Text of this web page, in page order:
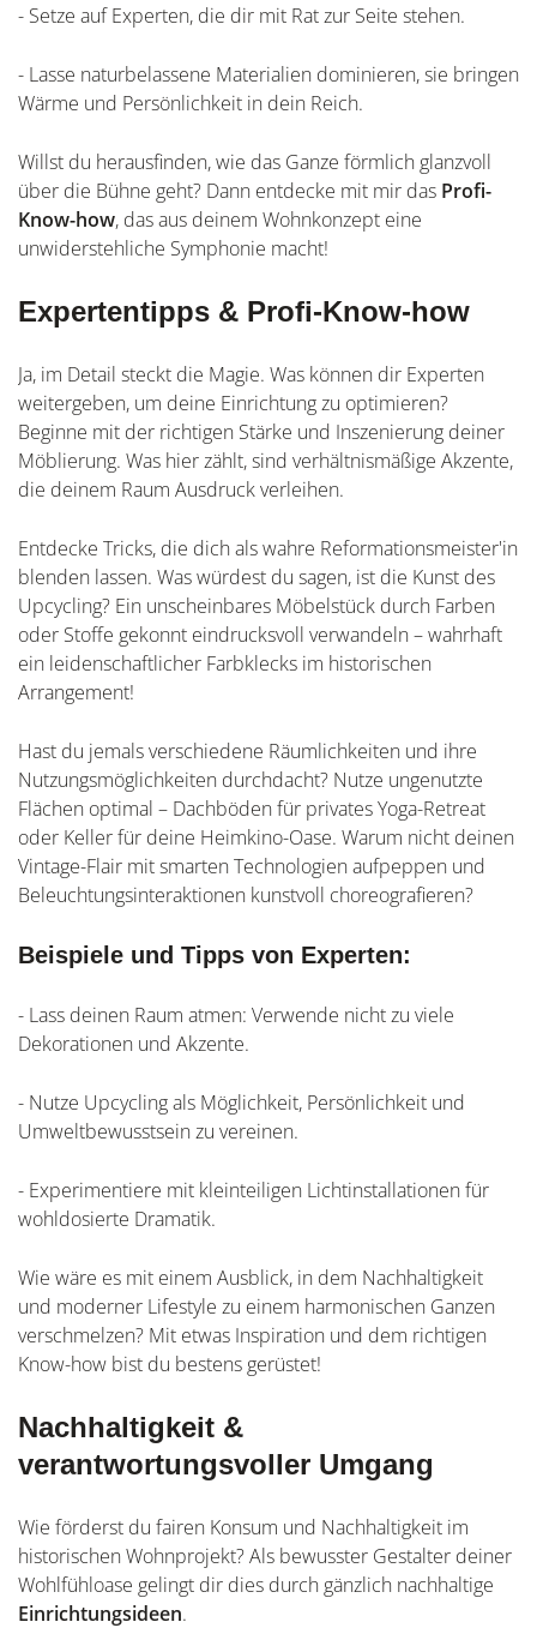
- Setze auf Experten, die dir mit Rat zur Seite stehen.
- Lasse naturbelassene Materialien dominieren, sie bringen
Wärme und Persönlichkeit in dein Reich.
Willst du herausfinden, wie das Ganze förmlich glanzvoll
über die Bühne geht? Dann entdecke mit mir das Profi-
Know-how, das aus deinem Wohnkonzept eine
unwiderstehliche Symphonie macht!
Expertentipps & Profi-Know-how
Ja, im Detail steckt die Magie. Was können dir Experten
weitergeben, um deine Einrichtung zu optimieren?
Beginne mit der richtigen Stärke und Inszenierung deiner
Möblierung. Was hier zählt, sind verhältnismäßige Akzente,
die deinem Raum Ausdruck verleihen.
Entdecke Tricks, die dich als wahre Reformationsmeister'in
blenden lassen. Was würdest du sagen, ist die Kunst des
Upcycling? Ein unscheinbares Möbelstück durch Farben
oder Stoffe gekonnt eindrucksvoll verwandeln – wahrhaft
ein leidenschaftlicher Farbklecks im historischen
Arrangement!
Hast du jemals verschiedene Räumlichkeiten und ihre
Nutzungsmöglichkeiten durchdacht? Nutze ungenutzte
Flächen optimal – Dachböden für privates Yoga-Retreat
oder Keller für deine Heimkino-Oase. Warum nicht deinen
Vintage-Flair mit smarten Technologien aufpeppen und
Beleuchtungsinteraktionen kunstvoll choreografieren?
Beispiele und Tipps von Experten:
- Lass deinen Raum atmen: Verwende nicht zu viele
Dekorationen und Akzente.
- Nutze Upcycling als Möglichkeit, Persönlichkeit und
Umweltbewusstsein zu vereinen.
- Experimentiere mit kleinteiligen Lichtinstallationen für
wohldosierte Dramatik.
Wie wäre es mit einem Ausblick, in dem Nachhaltigkeit
und moderner Lifestyle zu einem harmonischen Ganzen
verschmelzen? Mit etwas Inspiration und dem richtigen
Know-how bist du bestens gerüstet!
Nachhaltigkeit &
verantwortungsvoller Umgang
Wie förderst du fairen Konsum und Nachhaltigkeit im
historischen Wohnprojekt? Als bewusster Gestalter deiner
Wohlfühloase gelingt dir dies durch gänzlich nachhaltige
Einrichtungsideen.